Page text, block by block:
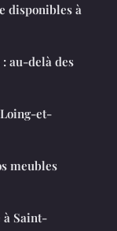
disponibles à
au-delà des
et-
meubles
à Saint-